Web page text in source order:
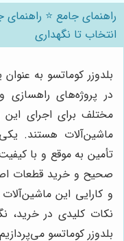
راهنمای جامع ⭐️
انتخاب تا نگهداری
بلدوزر کوماتسو به
در پروژه‌های
مختلف برای اجرای این
ماشین‌آلات هستند. یکی
تأمین به موقع و با
صحیح و خرید قطعات
و کارایی این
نکات کلیدی در خرید،
بلدوزر کوماتسو